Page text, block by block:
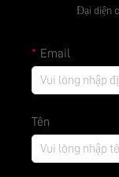
Đại diện
Email
Tên